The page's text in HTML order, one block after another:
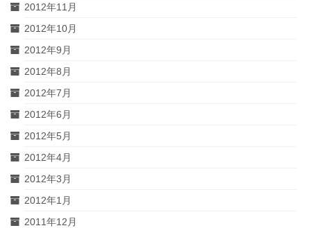
2012年11月
2012年10月
2012年9月
2012年8月
2012年7月
2012年6月
2012年5月
2012年4月
2012年3月
2012年1月
2011年12月